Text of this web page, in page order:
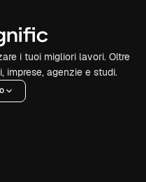
i tuoi migliori lavori. Oltre
imprese, agenzie e studi.